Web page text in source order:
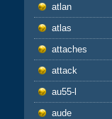
atlan
atlas
attaches
attack
au55-l
aude